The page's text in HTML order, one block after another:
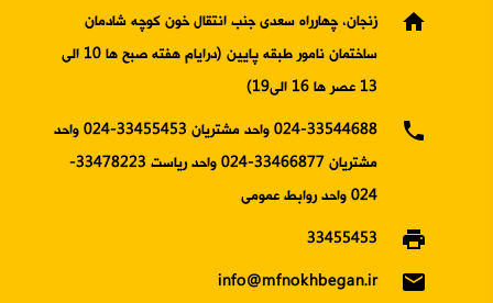
home
زنجان، چهارراه سعدی جنب انتقال خون کوچه شادمان
ساختمان نامور طبقه پایین (درایام هفته صبح ها 10 الی
13 عصر ها 16 الی19)
phone
024-33544688 واحد مشتریان 33455453-024 واحد
مشتریان 33466877-024 واحد ریاست 33478223-
024 واحد روابط عمومی
print
33455453
email
info@mfnokhbegan.ir